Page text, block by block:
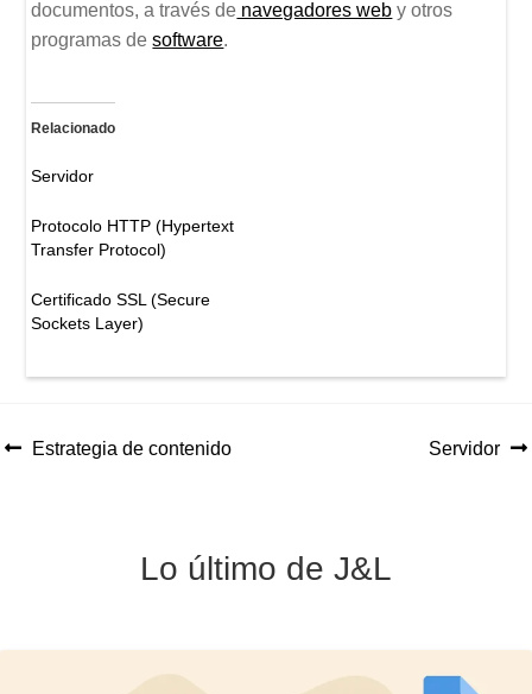
documentos, a través de navegadores web y otros
programas desoftware.
Relacionado
Servidor
Protocolo HTTP (Hypertext
Transfer Protocol)
Certificado SSL (Secure
Sockets Layer)
Navegación
entradas
Anterior:
Estrategia de contenido Siguiente:
Servidor
Lo último de J&L